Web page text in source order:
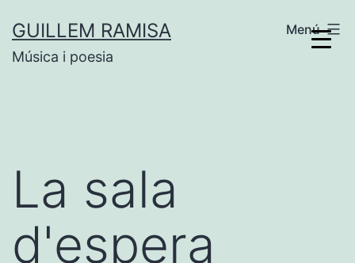
contingut
GUILLEM RAMISA
Música i poesia
Menú
La sala
d'espera